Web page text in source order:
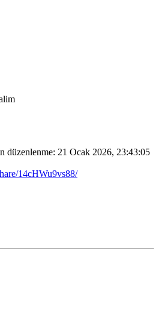
düzenlenme: 21 Ocak 2026, 23:43:05
14cHWu9vs88/